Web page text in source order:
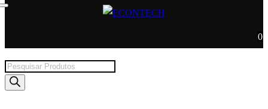
0
Products
search